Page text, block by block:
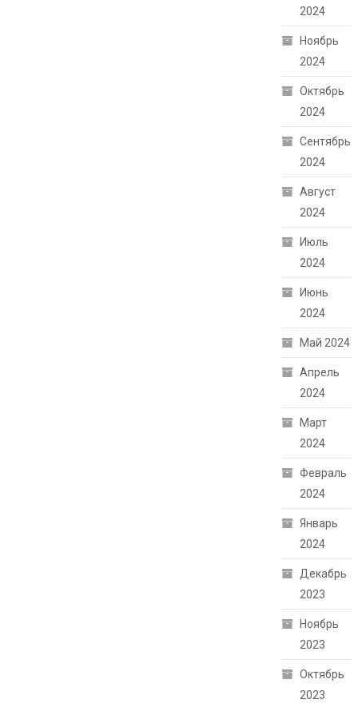
2024
Ноябрь
2024
Октябрь
2024
Сентябрь
2024
Август
2024
Июль
2024
Июнь
2024
Май 2024
Апрель
2024
Март
2024
Февраль
2024
Январь
2024
Декабрь
2023
Ноябрь
2023
Октябрь
2023